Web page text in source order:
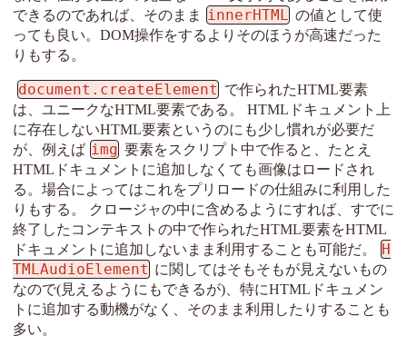
できるのであれば、そのまま innerHTML の値として使
っても良い。DOM操作をするよりそのほうが高速だった
りもする。
document.createElement で作られたHTML要素
は、ユニークなHTML要素である。 HTMLドキュメント上
に存在しないHTML要素というのにも少し慣れが必要だ
が、例えば img 要素をスクリプト中で作ると、たとえ
HTMLドキュメントに追加しなくても画像はロードされ
る。場合によってはこれをプリロードの仕組みに利用した
りもする。 クロージャの中に含めるようにすれば、すでに
終了したコンテキストの中で作られたHTML要素をHTML
ドキュメントに追加しないまま利用することも可能だ。
H
TMLAudioElement に関してはそもそもが見えないもの
なので(見えるようにもできるが)、特にHTMLドキュメン
トに追加する動機がなく、そのまま利用したりすることも
多い。